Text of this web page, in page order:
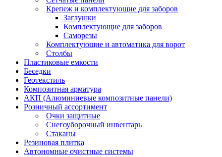
Крепеж и комплектующие для заборов
Заглушки
Комплектующие для заборов
Саморезы
Комплектующие и автоматика для ворот
Столбы
Пластиковые емкости
Беседки
Геотекстиль
Композитная арматура
АКП (Алюминиевые композитные панели)
Розничный ассортимент
Очки защитные
Снегоуборочный инвентарь
Стаканы
Резиновая плитка
Автономные очистные системы